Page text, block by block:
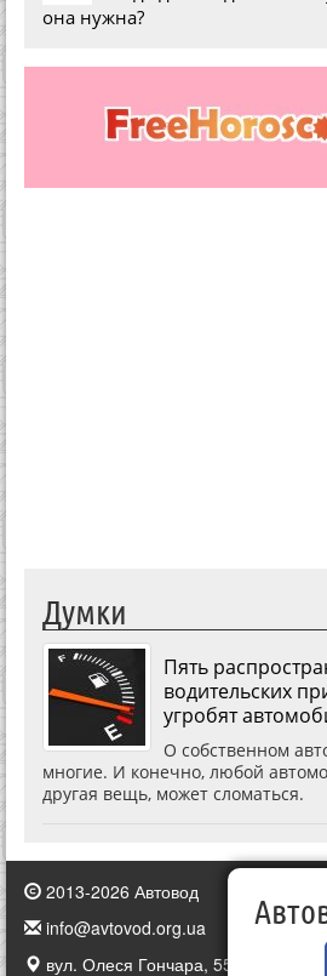
она нужна?
Думки
Пять
водительских
угробят
О собственном
многие. И конечно, любой
другая вещь, может сломаться.
2013-2026 Автовод
info@avtovod.org.ua
вул. Олеся Гончара, 55, Київ,